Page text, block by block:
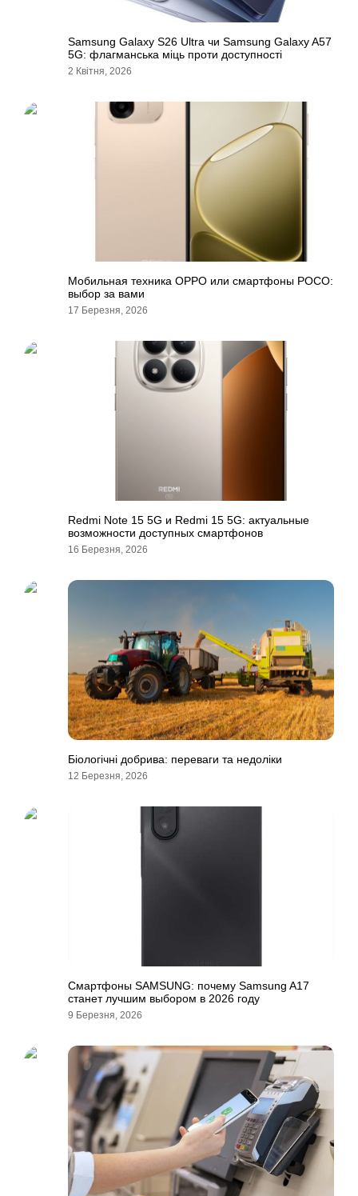
Samsung Galaxy S26 Ultra чи Samsung Galaxy A57
5G: флагманська міць проти доступності
2 Квітня, 2026
Мобильная техника OPPO или смартфоны POCO:
выбор за вами
17 Березня, 2026
Redmi Note 15 5G и Redmi 15 5G: актуальные
возможности доступных смартфонов
16 Березня, 2026
Біологічні добрива: переваги та недоліки
12 Березня, 2026
Смартфоны SAMSUNG: почему Samsung A17
станет лучшим выбором в 2026 году
9 Березня, 2026